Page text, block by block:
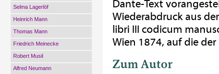
Selma Lagerlöf
Heinrich Mann
Thomas Mann
Friedrich Meinecke
Robert Musil
Alfred Neumann
Dante-Text
Wiederabdruck aus
libri III codicum
Wien 1874, auf die
Zum Autor